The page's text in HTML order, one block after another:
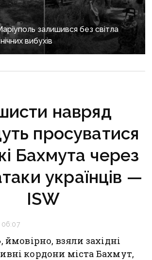
залишився без світла
вибухів
навряд
просуватися
Бахмута через
українців —
ISW
06:07
ймовірно, взяли західні
кордони міста Бахмут,